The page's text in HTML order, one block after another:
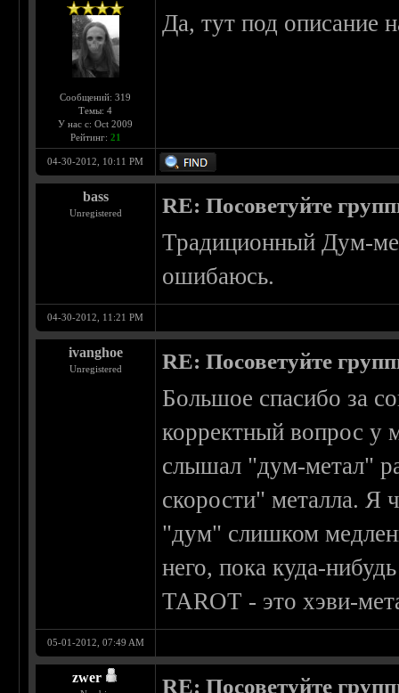
Сообщений: 319
Темы: 4
У нас с: Oct 2009
Рейтинг: 21
Да, тут под описание
04-30-2012, 10:11 PM
bass
Unregistered RE: Посоветуйте
Традиционный Дум-
ошибаюсь.
04-30-2012, 11:21 PM
ivanghoe
Unregistered RE: Посоветуйте
Большое спасибо за
корректный вопрос у
слышал "дум-метал"
скорости" металла. Я
"дум" слишком
него, пока куда-
TAROT - это хэви-
05-01-2012, 07:49 AM
zwer RE: Посоветуйте